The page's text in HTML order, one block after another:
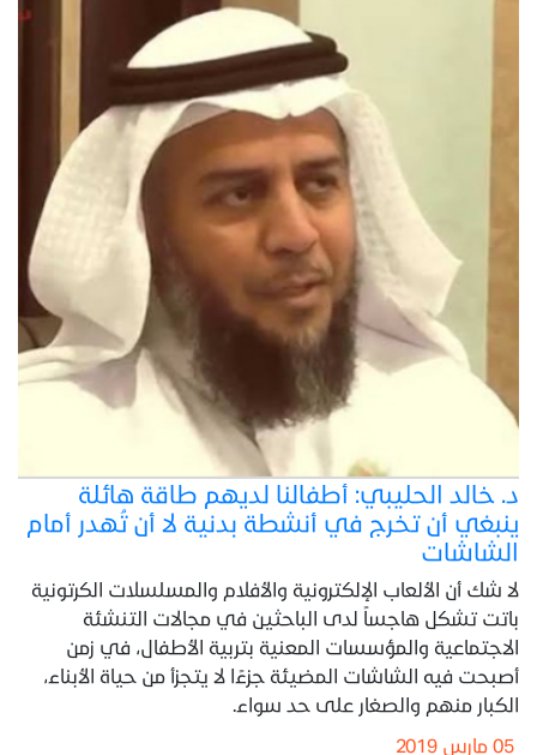
د. خالد الحليبي: أطفالنا لديهم طاقة هائلة
ينبغي أن تخرج في أنشطة بدنية لا أن تُهدر أمام
الشاشات
لا شك أن الألعاب الإلكترونية والأفلام والمسلسلات الكرتونية
باتت تشكل هاجساً لدى الباحثين في مجالات التنشئة
الاجتماعية والمؤسسات المعنية بتربية الأطفال، في زمن
أصبحت فيه الشاشات المضيئة جزءًا لا يتجزأ من حياة الأبناء،
الكبار منهم والصغار على حد سواء.